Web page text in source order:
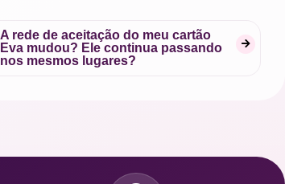
A rede de aceitação do meu cartão
Eva mudou? Ele continua passando
nos mesmos lugares?